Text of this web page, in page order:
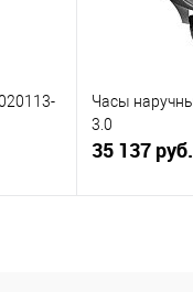
Часы
3.0
35 137 руб.